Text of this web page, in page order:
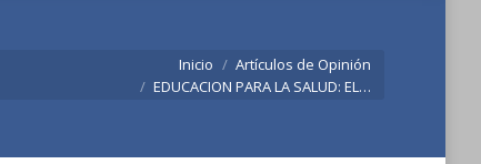
Inicio
Artículos de Opinión
EDUCACION PARA LA SALUD: EL…